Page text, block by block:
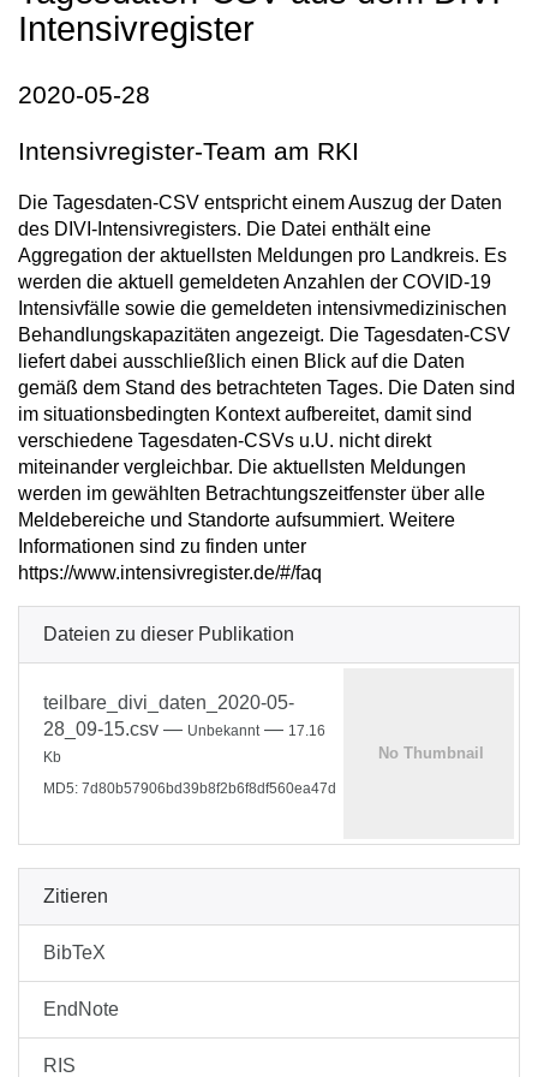
Intensivregister
2020-05-28
Intensivregister-Team am RKI
Die Tagesdaten-CSV entspricht einem Auszug der Daten
des DIVI-Intensivregisters. Die Datei enthält eine
Aggregation der aktuellsten Meldungen pro Landkreis. Es
werden die aktuell gemeldeten Anzahlen der COVID-19
Intensivfälle sowie die gemeldeten intensivmedizinischen
Behandlungskapazitäten angezeigt. Die Tagesdaten-CSV
liefert dabei ausschließlich einen Blick auf die Daten
gemäß dem Stand des betrachteten Tages. Die Daten sind
im situationsbedingten Kontext aufbereitet, damit sind
verschiedene Tagesdaten-CSVs u.U. nicht direkt
miteinander vergleichbar. Die aktuellsten Meldungen
werden im gewählten Betrachtungszeitfenster über alle
Meldebereiche und Standorte aufsummiert. Weitere
Informationen sind zu finden unter
https://www.intensivregister.de/#/faq
Dateien zu dieser Publikation
teilbare_divi_daten_2020-05-
28_09-15.csv — Unbekannt — 17.16
Kb
MD5: 7d80b57906bd39b8f2b6f8df560ea47d
Zitieren
BibTeX
EndNote
RIS